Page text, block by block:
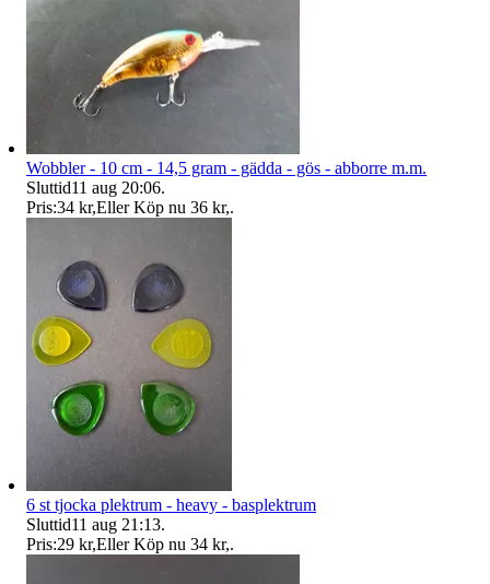
Wobbler - 10 cm - 14,5 gram - gädda - gös - abborre m.m.
Sluttid11 aug 20:06.
Pris:34 kr,Eller Köp nu 36 kr,.
6 st tjocka plektrum - heavy - basplektrum
Sluttid11 aug 21:13.
Pris:29 kr,Eller Köp nu 34 kr,.